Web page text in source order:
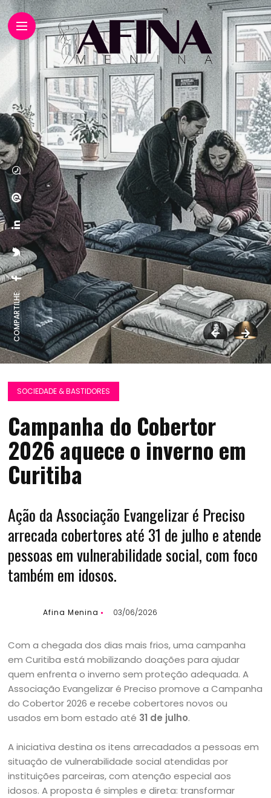
COMPARTILHE:
SOCIEDADE & BASTIDORES
Campanha do Cobertor
2026 aquece o inverno em
Curitiba
Ação da Associação Evangelizar é Preciso
arrecada cobertores até 31 de julho e atende
pessoas em vulnerabilidade social, com foco
também em idosos.
Afina Menina 03/06/2026
Com a chegada dos dias mais frios, uma campanha
em Curitiba está mobilizando doações para ajudar
quem enfrenta o inverno sem proteção adequada. A
Associação Evangelizar é Preciso promove a Campanha
do Cobertor 2026 e recebe cobertores novos ou
usados em bom estado até 31 de julho.
A iniciativa destina os itens arrecadados a pessoas em
situação de vulnerabilidade social atendidas por
instituições parceiras, com atenção especial aos
idosos. A proposta é simples e direta: transformar